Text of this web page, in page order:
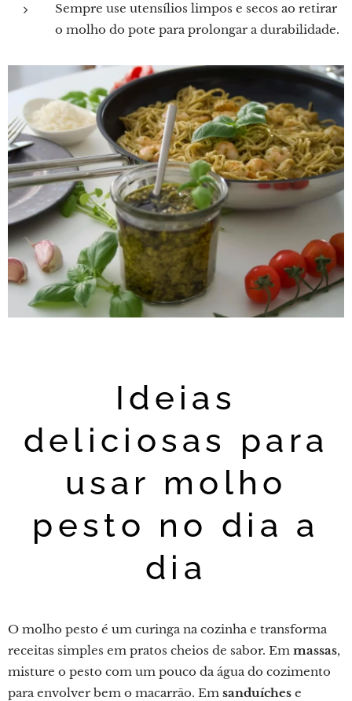
Sempre use utensílios limpos e secos ao retirar
o molho do pote para prolongar a durabilidade.
Ideias
deliciosas para
usar molho
pesto no dia a
dia
O molho pesto é um curinga na cozinha e transforma
receitas simples em pratos cheios de sabor. Em massas,
misture o pesto com um pouco da água do cozimento
para envolver bem o macarrão. Em sanduíches e